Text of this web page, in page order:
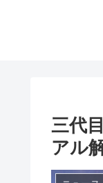
三代
アル